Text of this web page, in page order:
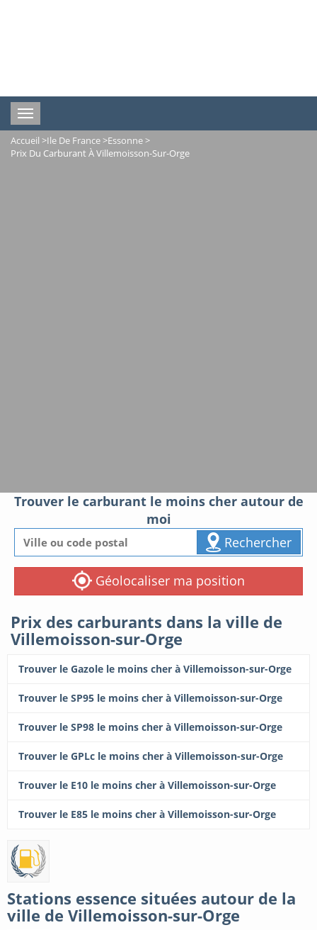
Toggle
navigation
Accueil >Ile De France>Essonne>
Prix Du Carburant À Villemoisson-Sur-Orge
Trouver le carburant le moins cher autour de
moi
Rechercher
Géolocaliser ma position
Prix des carburants dans la ville de
Villemoisson-sur-Orge
Trouver le Gazole le moins cher à Villemoisson-sur-Orge
Trouver le SP95 le moins cher à Villemoisson-sur-Orge
Trouver le SP98 le moins cher à Villemoisson-sur-Orge
Trouver le GPLc le moins cher à Villemoisson-sur-Orge
Trouver le E10 le moins cher à Villemoisson-sur-Orge
Trouver le E85 le moins cher à Villemoisson-sur-Orge
Stations essence situées autour de la
ville de Villemoisson-sur-Orge